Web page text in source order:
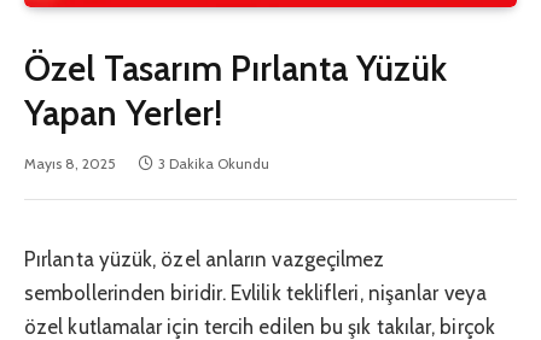
Özel Tasarım Pırlanta Yüzük
Yapan Yerler!
Mayıs 8, 2025 3 Dakika Okundu
Pırlanta yüzük, özel anların vazgeçilmez
sembollerinden biridir. Evlilik teklifleri, nişanlar veya
özel kutlamalar için tercih edilen bu şık takılar, birçok